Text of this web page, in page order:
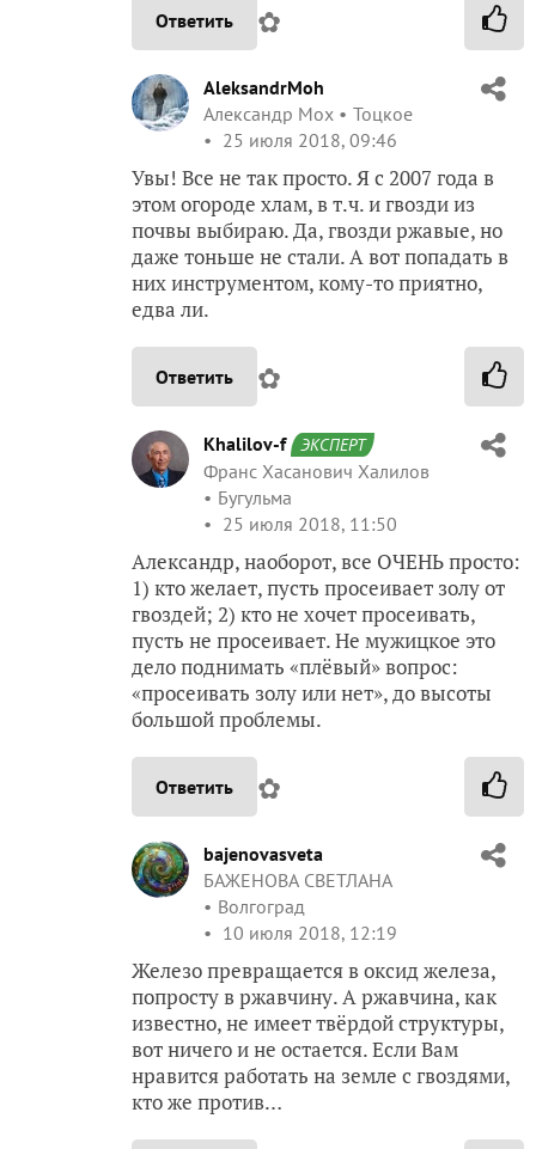
Ответить ✿
AleksandrMoh
Александр Мох
Тоцкое
25 июля 2018, 09:46
Увы! Все не так просто. Я с 2007 года в
этом огороде хлам, в т.ч. и гвозди из
почвы выбираю. Да, гвозди ржавые, но
даже тоньше не стали. А вот попадать в
них инструментом, кому-то приятно,
едва ли.
Ответить ✿
Khalilov-f ЭКСПЕРТ
Франс Хасанович Халилов
Бугульма
25 июля 2018, 11:50
Александр, наоборот, все ОЧЕНЬ просто:
1) кто желает, пусть просеивает золу от
гвоздей; 2) кто не хочет просеивать,
пусть не просеивает. Не мужицкое это
дело поднимать «плёвый» вопрос:
«просеивать золу или нет», до высоты
большой проблемы.
Ответить ✿
bajenovasveta
БАЖЕНОВА СВЕТЛАНА
Волгоград
10 июля 2018, 12:19
Железо превращается в оксид железа,
попросту в ржавчину. А ржавчина, как
известно, не имеет твёрдой структуры,
вот ничего и не остается. Если Вам
нравится работать на земле с гвоздями,
кто же против…